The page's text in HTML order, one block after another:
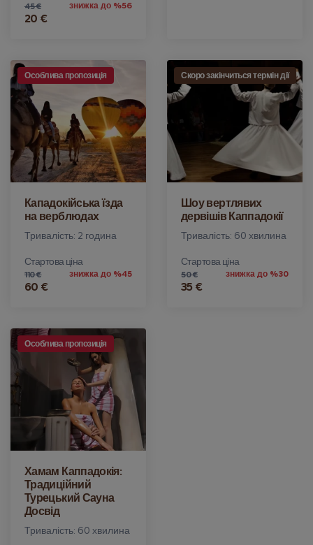
45 €
20 €
знижка до %56
Особлива пропозиція
Кападокійська їзда
на верблюдах
Тривалість: 2 година
Стартова ціна
110 €
60 €
знижка до %45
Скоро закінчиться термін дії
Шоу вертлявих
дервішів Каппадокії
Тривалість: 60 хвилина
Стартова ціна
50 €
35 €
знижка до %30
Особлива пропозиція
Хамам Каппадокія:
Традиційний
Турецький Сауна
Досвід
Тривалість: 60 хвилина